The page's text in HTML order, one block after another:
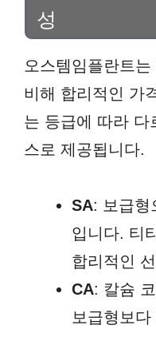
성
오스템임플란트
비해 합리적인 가
는 등급에 따라 다
스로 제공됩니다.
SA: 보급형
입니다. 티
합리적인
CA: 칼슘
보급형보